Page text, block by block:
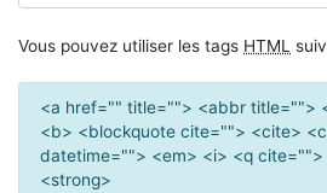
Vous pouvez utiliser les tags HTML
<a href="" title=""> <abbr title="">
<b> <blockquote cite=""> <cite>
datetime=""> <em> <i> <q cite="">
<strong>